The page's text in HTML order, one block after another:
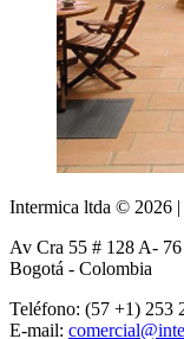
Intermica ltda © 2026 |
Av Cra 55 # 128 A- 76
Bogotá - Colombia
Teléfono: (57 +1) 253
E-mail: